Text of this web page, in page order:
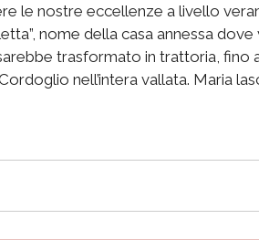
le nostre eccellenze a livello
nome della casa annessa
trasformato in trattoria, fino
nell’intera vallata. Maria